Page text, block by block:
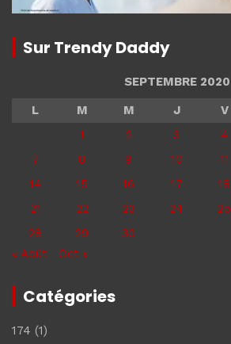
Sur Trendy Daddy
SEPTEMBRE 2020
L
M M J V
1
2 3 4
7
8 9 10 11
14
15 16 17 18
21
22 23 24 25
28
29
30
« Août
Oct »
Catégories
174 (1)